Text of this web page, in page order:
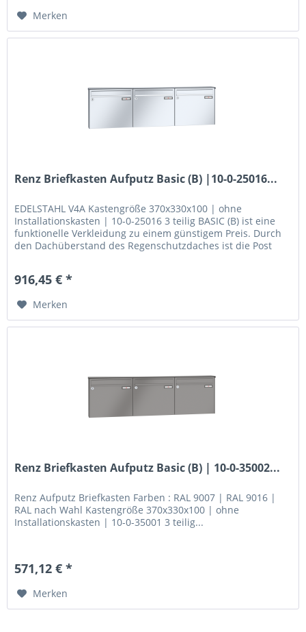
Merken
Renz Briefkasten Aufputz Basic (B) |10-0-25016...
EDELSTAHL V4A Kastengröße 370x330x100 | ohne
Installationskasten | 10-0-25016 3 teilig BASIC (B) ist eine
funktionelle Verkleidung zu einem günstigem Preis. Durch
den Dachüberstand des Regenschutzdaches ist die Post
916,45 € *
Merken
Renz Briefkasten Aufputz Basic (B) | 10-0-35002...
Renz Aufputz Briefkasten Farben : RAL 9007 | RAL 9016 |
RAL nach Wahl Kastengröße 370x330x100 | ohne
Installationskasten | 10-0-35001 3 teilig...
571,12 € *
Merken